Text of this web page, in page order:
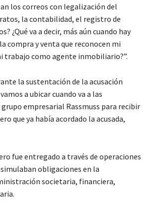
los correos con legalización del
la contabilidad, el registro de
¿Qué va a decir, más aún cuando hay
compra y venta que reconocen mi
trabajo como agente inmobiliario?”.
la sustentación de la acusación
a ubicar cuando va a las
empresarial Rassmuss para recibir
que ya había acordado la acusada,
fue entregado a través de operaciones
obligaciones en la
societaria, financiera,